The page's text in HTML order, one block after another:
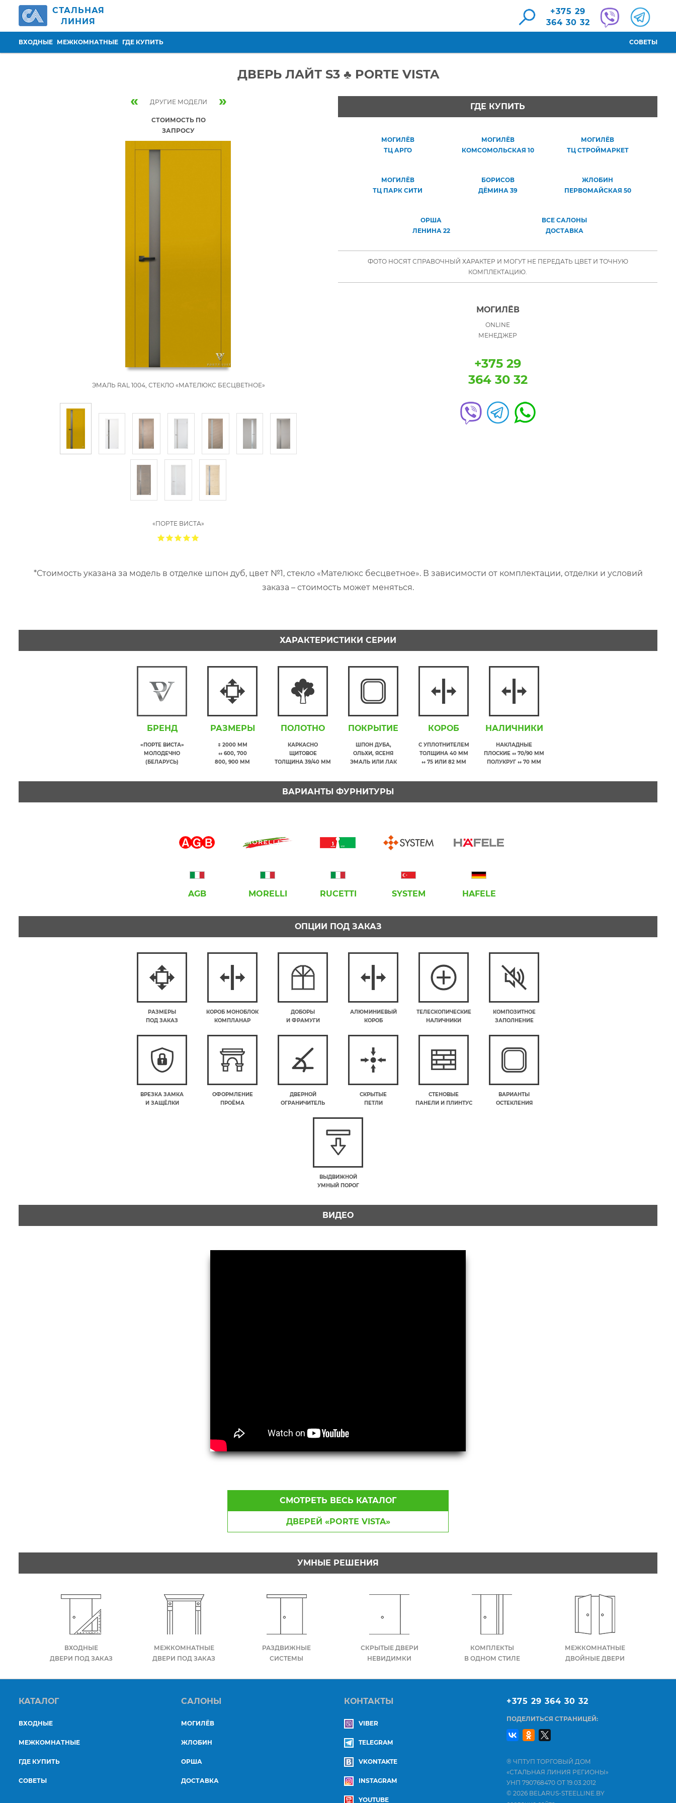
Перейти к основному содержанию
СТАЛЬНАЯ
ЛИНИЯ
+375 29
364 30 32
ВХОДНЫЕ МЕЖКОМНАТНЫЕ ГДЕ КУПИТЬ СОВЕТЫ
ДВЕРЬ ЛАЙТ S3 ♣ PORTE VISTA
« ДРУГИЕ МОДЕЛИ »
СТОИМОСТЬ ПО
ЗАПРОСУ
ЭМАЛЬ RAL 1004, СТЕКЛО «МАТЕЛЮКС БЕСЦВЕТНОЕ»
«ПОРТЕ ВИСТА»
ГДЕ КУПИТЬ
МОГИЛЁВ
ТЦ АРГО
МОГИЛЁВ
КОМСОМОЛЬСКАЯ 10
МОГИЛЁВ
ТЦ СТРОЙМАРКЕТ
МОГИЛЁВ
ТЦ ПАРК СИТИ
БОРИСОВ
ДЁМИНА 39
ЖЛОБИН
ПЕРВОМАЙСКАЯ 50
ОРША
ЛЕНИНА 22
ВСЕ САЛОНЫ
ДОСТАВКА
ФОТО НОСЯТ СПРАВОЧНЫЙ ХАРАКТЕР И МОГУТ НЕ ПЕРЕДАТЬ ЦВЕТ И ТОЧНУЮ
КОМПЛЕКТАЦИЮ.
МОГИЛЁВ
ONLINE
МЕНЕДЖЕР
+375 29
364 30 32
*Стоимость указана за модель в отделке шпон дуб, цвет №1, стекло «Мателюкс бесцветное». В зависимости от комплектации, отделки и условий
заказа – стоимость может меняться.
ХАРАКТЕРИСТИКИ СЕРИИ
БРЕНД
«ПОРТЕ ВИСТА»
МОЛОДЕЧНО
(БЕЛАРУСЬ)
РАЗМЕРЫ
↕ 2000 ММ
↔ 600, 700
800, 900 ММ
ПОЛОТНО
КАРКАСНО
ЩИТОВОЕ
ТОЛЩИНА 39/40 ММ
ПОКРЫТИЕ
ШПОН ДУБА,
ОЛЬХИ, ЯСЕНЯ
ЭМАЛЬ ИЛИ ЛАК
КОРОБ
С УПЛОТНИТЕЛЕМ
ТОЛЩИНА 40 ММ
↔ 75 ИЛИ 82 ММ
НАЛИЧНИКИ
НАКЛАДНЫЕ
ПЛОСКИЕ ↔ 70/90 ММ
ПОЛУКРУГ ↔ 70 ММ
ВАРИАНТЫ ФУРНИТУРЫ
AGB MORELLI RUCETTI SYSTEM HAFELE
ОПЦИИ ПОД ЗАКАЗ
РАЗМЕРЫ
ПОД ЗАКАЗ
КОРОБ МОНОБЛОК
КОМПЛАНАР
ДОБОРЫ
И ФРАМУГИ
АЛЮМИНИЕВЫЙ
КОРОБ
ТЕЛЕСКОПИЧЕСКИЕ
НАЛИЧНИКИ
КОМПОЗИТНОЕ
ЗАПОЛНЕНИЕ
ВРЕЗКА ЗАМКА
И ЗАЩЁЛКИ
ОФОРМЛЕНИЕ
ПРОЁМА
ДВЕРНОЙ
ОГРАНИЧИТЕЛЬ
СКРЫТЫЕ
ПЕТЛИ
СТЕНОВЫЕ
ПАНЕЛИ И ПЛИНТУС
ВАРИАНТЫ
ОСТЕКЛЕНИЯ
ВЫДВИЖНОЙ
УМНЫЙ ПОРОГ
ВИДЕО
СМОТРЕТЬ ВЕСЬ КАТАЛОГ
ДВЕРЕЙ «PORTE VISTA»
УМНЫЕ РЕШЕНИЯ
ВХОДНЫЕ
ДВЕРИ ПОД ЗАКАЗ
МЕЖКОМНАТНЫЕ
ДВЕРИ ПОД ЗАКАЗ
РАЗДВИЖНЫЕ
СИСТЕМЫ
СКРЫТЫЕ ДВЕРИ
НЕВИДИМКИ
КОМПЛЕКТЫ
В ОДНОМ СТИЛЕ
МЕЖКОМНАТНЫЕ
ДВОЙНЫЕ ДВЕРИ
КАТАЛОГ
ВХОДНЫЕ
МЕЖКОМНАТНЫЕ
ГДЕ КУПИТЬ
СОВЕТЫ
САЛОНЫ
МОГИЛЁВ
ЖЛОБИН
ОРША
ДОСТАВКА
КОНТАКТЫ
VIBER
TELEGRAM
VKONTAKTE
INSTAGRAM
YOUTUBE
+375 29 364 30 32
ПОДЕЛИТЬСЯ СТРАНИЦЕЙ:
® ЧПТУП ТОРГОВЫЙ ДОМ
«СТАЛЬНАЯ ЛИНИЯ РЕГИОНЫ»
УНП 790768470 ОТ 19.03.2012
© 2026 BELARUS-STEELLINE.BY